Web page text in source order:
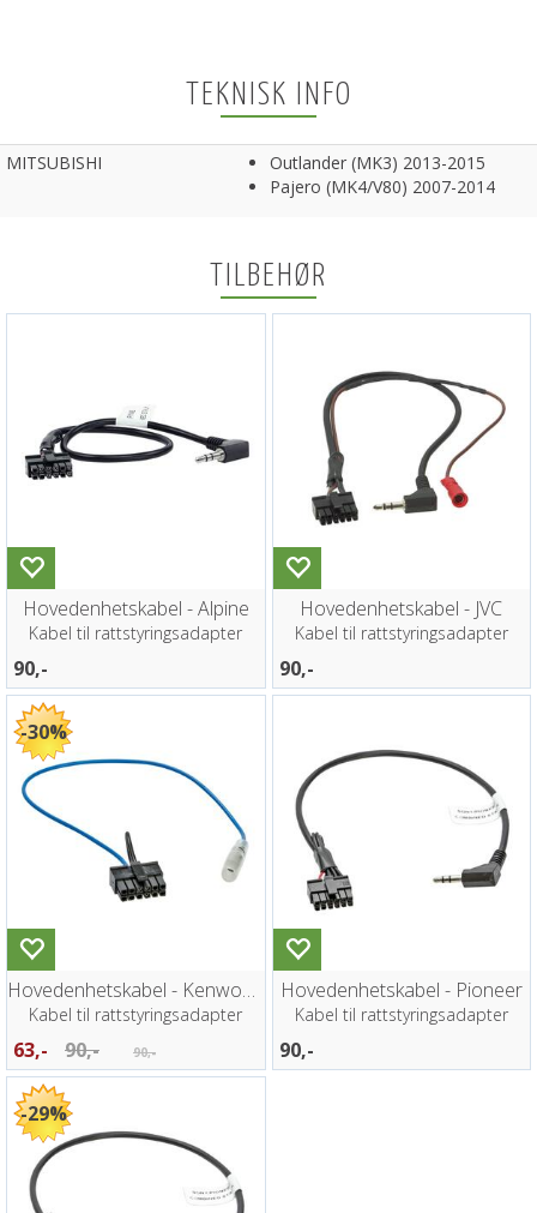
TEKNISK INFO
MITSUBISHI
Outlander (MK3) 2013-2015
Pajero (MK4/V80) 2007-2014
TILBEHØR
Hovedenhetskabel - Alpine
Kabel til rattstyringsadapter
90,-
Hovedenhetskabel - JVC
Kabel til rattstyringsadapter
90,-
30%
Hovedenhetskabel - Kenwood
Kabel til rattstyringsadapter
63,- 90,- 90,-
Hovedenhetskabel - Pioneer
Kabel til rattstyringsadapter
90,-
29%